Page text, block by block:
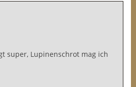
super, Lupinenschrot mag ich